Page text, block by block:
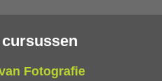
Fotografie